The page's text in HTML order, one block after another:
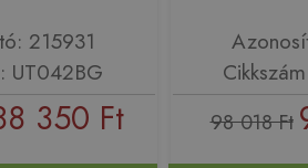
215931
UT042BG
350 Ft 98 018 Ft